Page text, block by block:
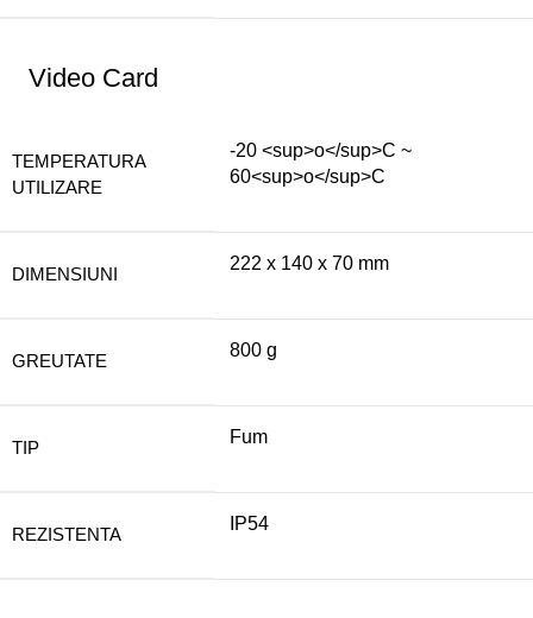
Video Card
TEMPERATURA
UTILIZARE
-20 <sup>o</sup>C ~
60<sup>o</sup>C
DIMENSIUNI
222 x 140 x 70 mm
GREUTATE
800 g
TIP
Fum
REZISTENTA
IP54